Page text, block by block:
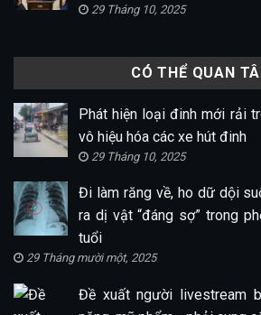
29 Tháng 10, 2025
CÓ THỂ QUAN
Phát hiện loại đinh mới rải
vô hiệu hóa các xe hút đinh
29 Tháng 10, 2025
Đi làm răng về, ho dữ dội
ra dị vật “đáng sợ” trong
tuổi
29 Tháng mười một, 2025
Đề xuất người livestream